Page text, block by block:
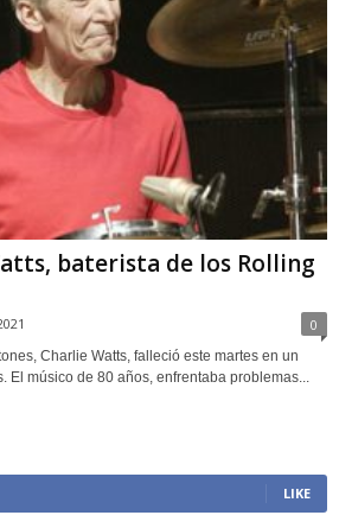
baterista de los Rolling
0
Charlie Watts, falleció este martes en un
músico de 80 años, enfrentaba problemas...
LIKE